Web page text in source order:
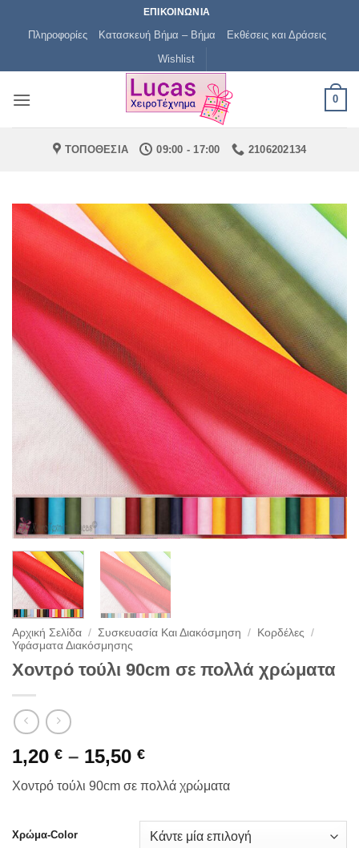
ΕΠΙΚΟΙΝΩΝΙΑ
Πληροφορίες Κατασκευή Βήμα – Βήμα
Εκθέσεις και Δράσεις
Wishlist
0
ΤΟΠΟΘΕΣΙΑ 09:00 - 17:00 2106202134
Αρχική Σελίδα / Συσκευασία Και Διακόσμηση / Κορδέλες
/
Υφάσματα Διακόσμησης
Χοντρό τούλι 90cm σε πολλά χρώματα
1,20 € – 15,50 €Price
range:
1,20 €
15,50 €
Χοντρό τούλι 90cm σε πολλά χρώματα
Χρώμα-Color